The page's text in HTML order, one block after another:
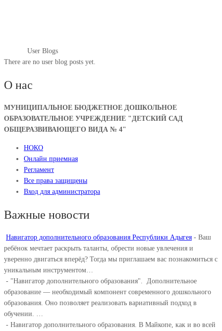
User Blogs
There are no user blog posts yet.
О нас
МУНИЦИПАЛЬНОЕ БЮДЖЕТНОЕ ДОШКОЛЬНОЕ
ОБРАЗОВАТЕЛЬНОЕ УЧРЕЖДЕНИЕ "ДЕТСКИЙ САД
ОБЩЕРАЗВИВАЮЩЕГО ВИДА № 4"
НОКО
Онлайн приемная
Регламент
Все права защищены
Вход для администратора
Важные новости
Навигатор дополнительного образования Республики Адыгея - Ваш
ребёнок мечтает раскрыть таланты, обрести новые увлечения и
уверенно двигаться вперёд? Тогда мы приглашаем вас познакомиться с
уникальным инструментом…
- "Навигатор дополнительного образования". ⁣ Дополнительное
образование — необходимый компонент современного дошкольного
образования. Оно позволяет реализовать вариативный подход в
обучении. ⁣…
- Навигатор дополнительного образования. В Майкопе, как и во всей